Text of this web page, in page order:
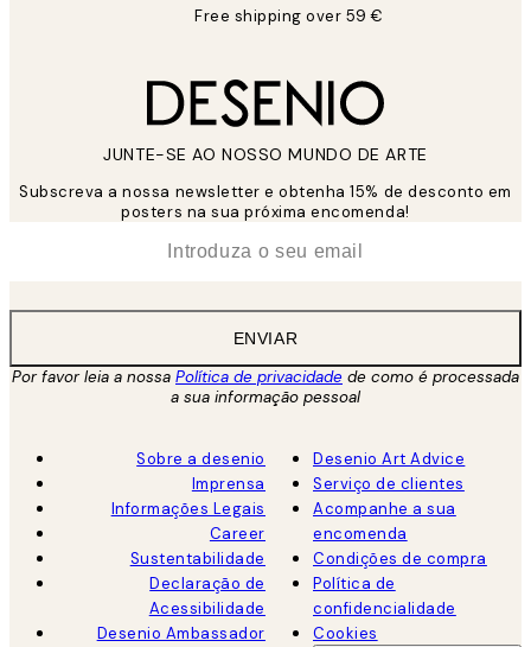
Free shipping over 59 €
JUNTE-SE AO NOSSO MUNDO DE ARTE
Subscreva a nossa newsletter e obtenha 15% de desconto em
posters na sua próxima encomenda!
ENVIAR
Por favor leia a nossa Política de privacidade de como é processada
a sua informação pessoal
Sobre a desenio
Imprensa
Informações Legais
Career
Sustentabilidade
Declaração de
Acessibilidade
Desenio Ambassador
Desenio Art Advice
Serviço de clientes
Acompanhe a sua
encomenda
Condições de compra
Política de
confidencialidade
Cookies